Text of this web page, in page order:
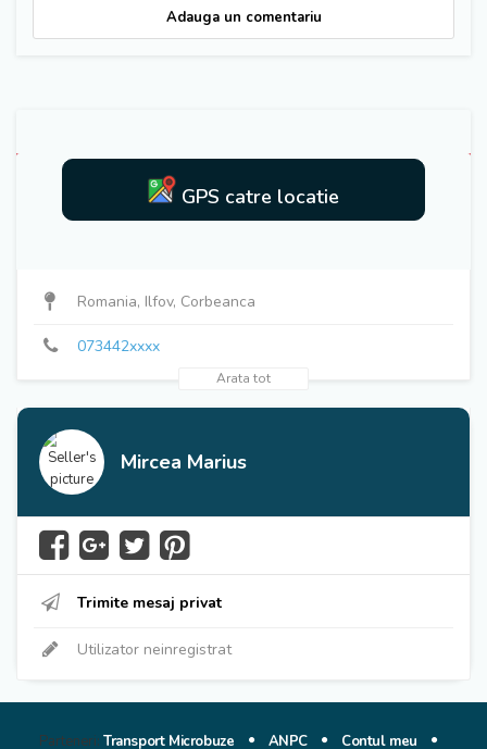
Adauga un comentariu
GPS catre locatie
Romania, Ilfov, Corbeanca
073442xxxx
Arata tot
Mircea Marius
Trimite mesaj privat
Utilizator neinregistrat
Parteneri:Transport Microbuze ANPC Contul meu